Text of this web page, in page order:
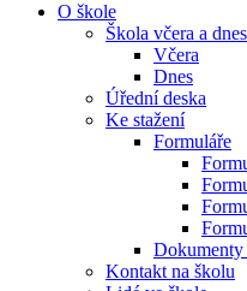
O škole
Škola včera a dnes
Včera
Dnes
Úřední deska
Ke stažení
Formuláře
Kontakt na školu